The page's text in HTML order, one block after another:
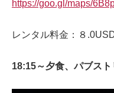
https://goo.gl/maps/
レンタル料金：８
18:15～夕食、パブス